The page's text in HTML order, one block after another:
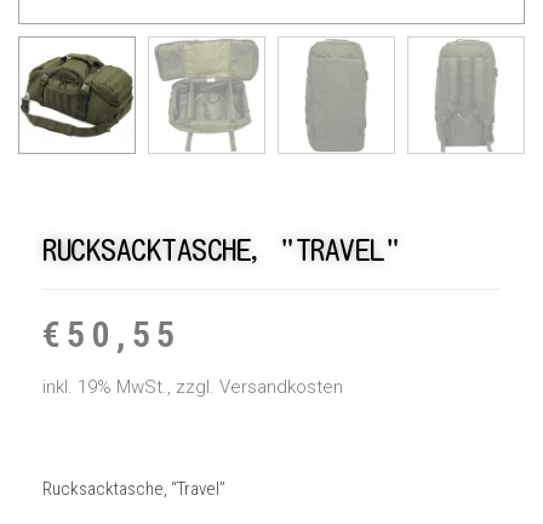
RUCKSACKTASCHE, "TRAVEL"
€ 50,55
inkl. 19% MwSt., zzgl. Versandkosten
Rucksacktasche, “Travel”